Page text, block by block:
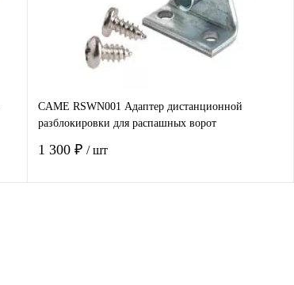
В избранное Под заказ
CAME RSWN001 Адаптер дистанционной
разблокировки для распашных ворот
1 300 ₽/ шт